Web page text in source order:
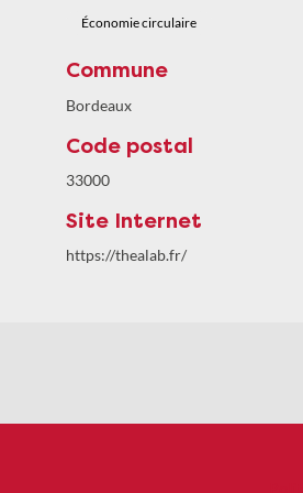
Économie circulaire
Commune
Bordeaux
Code postal
33000
Site Internet
https://thealab.fr/